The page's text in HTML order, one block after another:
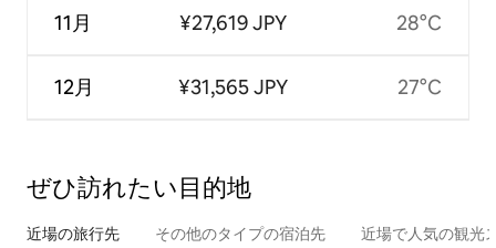
11月
12月
¥27,619 JPY
¥31,565 JPY
28°C
27°C
ぜひ訪⁠れ⁠た⁠い目⁠的⁠地
近場の旅行先 その他のタ⁠イ⁠プ⁠の宿⁠泊⁠先 近場で人気の観光